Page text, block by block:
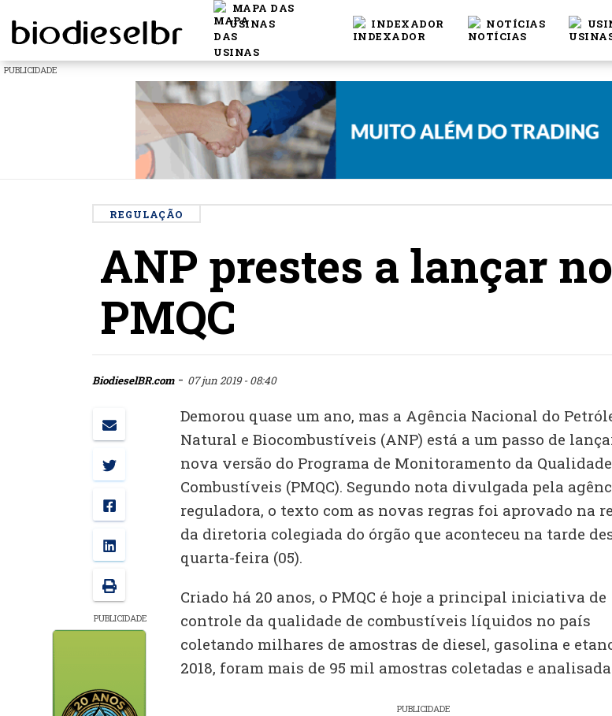
MAPA DAS
USINAS
INDEXADOR NOTÍCIAS
PUBLICIDADE
REGULAÇÃO
ANP prestes a lançar
PMQC
BiodieselBR.com- 07 jun 2019 - 08:40
PUBLICIDADE
Demorou quase um ano, mas a Agência Nacional do
Natural e Biocombustíveis (ANP) está a um passo de
nova versão do Programa de Monitoramento da
Combustíveis (PMQC). Segundo nota divulgada pela
reguladora, o texto com as novas regras foi aprovado na
da diretoria colegiada do órgão que aconteceu na tarde
quarta-feira (05).
Criado há 20 anos, o PMQC é hoje a principal iniciativa de
controle da qualidade de combustíveis líquidos no país
coletando milhares de amostras de diesel, gasolina e
2018, foram mais de 95 mil amostras coletadas e
PUBLICIDADE